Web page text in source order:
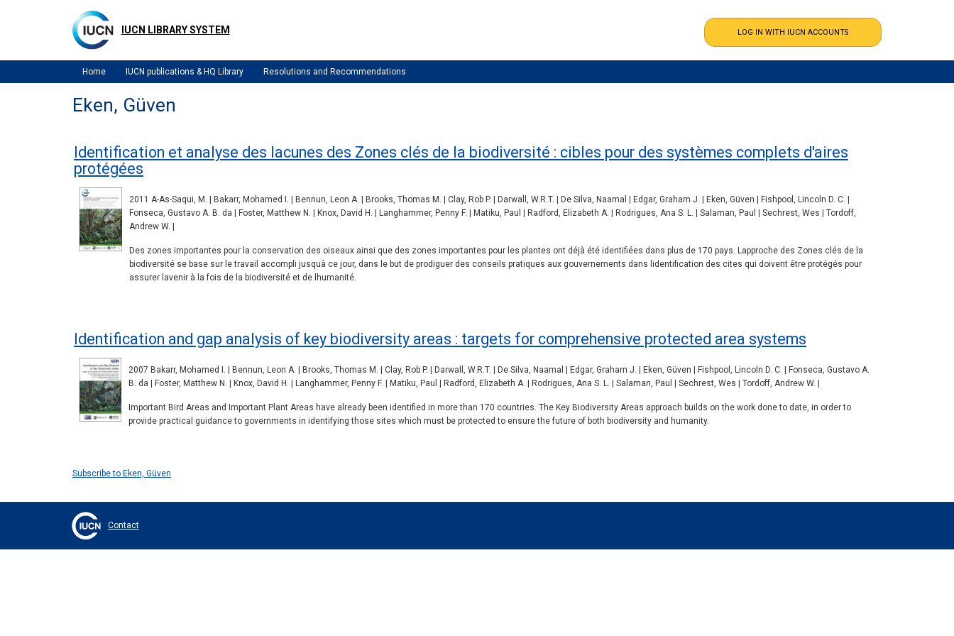
IUCN LIBRARY SYSTEM
Home IUCN publications & HQ Library Resolutions and Recommendations
Eken, Güven
Identification et analyse des lacunes des Zones clés de la biodiversité : cibles pour des systèmes complets d'aires
protégées
2011 A-As-Saqui, M. | Bakarr, Mohamed I. | Bennun, Leon A. | Brooks, Thomas M. | Clay, Rob P. | Darwall, W.R.T. | De Silva, Naamal | Edgar, Graham J. | Eken, Güven | Fishpool, Lincoln D. C. |
Fonseca, Gustavo A. B. da | Foster, Matthew N. | Knox, David H. | Langhammer, Penny F. | Matiku, Paul | Radford, Elizabeth A. | Rodrigues, Ana S. L. | Salaman, Paul | Sechrest, Wes | Tordoff,
Andrew W. |
Des zones importantes pour la conservation des oiseaux ainsi que des zones importantes pour les plantes ont déjà été identifiées dans plus de 170 pays. Lapproche des Zones clés de la
biodiversité se base sur le travail accompli jusquà ce jour, dans le but de prodiguer des conseils pratiques aux gouvernements dans lidentification des cites qui doivent être protégés pour
assurer lavenir à la fois de la biodiversité et de lhumanité.
Identification and gap analysis of key biodiversity areas : targets for comprehensive protected area systems
2007 Bakarr, Mohamed I. | Bennun, Leon A. | Brooks, Thomas M. | Clay, Rob P. | Darwall, W.R.T. | De Silva, Naamal | Edgar, Graham J. | Eken, Güven | Fishpool, Lincoln D. C. | Fonseca, Gustavo A.
B. da | Foster, Matthew N. | Knox, David H. | Langhammer, Penny F. | Matiku, Paul | Radford, Elizabeth A. | Rodrigues, Ana S. L. | Salaman, Paul | Sechrest, Wes | Tordoff, Andrew W. |
Important Bird Areas and Important Plant Areas have already been identified in more than 170 countries. The Key Biodiversity Areas approach builds on the work done to date, in order to
provide practical guidance to governments in identifying those sites which must be protected to ensure the future of both biodiversity and humanity.
Subscribe to Eken, Güven
Contact